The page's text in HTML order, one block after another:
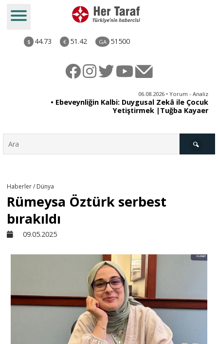
$ 44.73 € 51.42 GA 51500
06.08.2026 • Yorum - Analiz
• Ebeveynliğin Kalbi: Duygusal Zekâ ile Çocuk
Yetiştirmek |Tuğba Kayaer
Kültür - Sanat
Ekonomi
Dünya
Haberler / Dünya
Rümeysa Öztürk serbest
bırakıldı
09.05.2025